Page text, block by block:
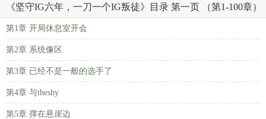
《坚守IG六年，一刀一个IG叛徒》目录 第一页 （第1-100章）
第1章 开局休息室开会
第2章 系统像区
第3章 已经不是一般的选手了
第4章 与theshy
第5章 撑在悬崖边